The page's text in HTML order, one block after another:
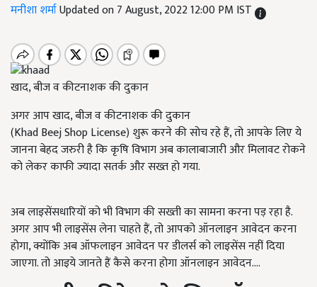
मनीशा शर्माUpdated on 7 August, 2022 12:00 PM IST
खाद, बीज व कीटनाशक की दुकान
अगर आप खाद, बीज व कीटनाशक की दुकान
(KhadBeejShop License) शुरू करने की सोच रहे हैं, तो आपके लिए ये
जानना बेहद जरुरी है कि कृषि विभाग अब कालाबाजारी और मिलावट रोकने
को लेकर काफी ज्यादा सतर्क और सख्त हो गया.
अब लाइसेंसधारियों को भी विभाग की सख्ती का सामना करना पड़ रहा है.
अगर आप भी लाइसेंस लेना चाहते हैं, तो आपको ऑनलाइन आवेदन करना
होगा, क्योंकि अब ऑफलाइन आवेदन पर डीलर्स को लाइसेंस नहीं दिया
जाएगा. तो आइये जानते हैं कैसे करना होगा ऑनलाइन आवेदन....